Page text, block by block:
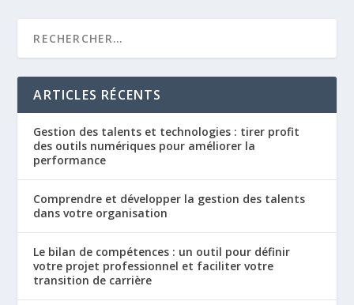
ARTICLES RÉCENTS
Gestion des talents et technologies : tirer profit
des outils numériques pour améliorer la
performance
Comprendre et développer la gestion des talents
dans votre organisation
Le bilan de compétences : un outil pour définir
votre projet professionnel et faciliter votre
transition de carrière